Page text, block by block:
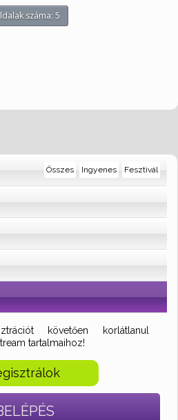
Fesztivál
Ingyenes
Összes
követően korlátlanul
tartalmaihoz!
száma: 5